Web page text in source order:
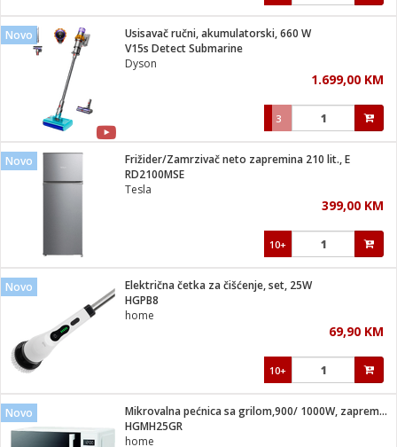
Vitrine
/ Zdravlje
za kosu
brijanje
tuš
Novo
Usisavač ručni, akumulatorski, 660 W
V15s Detect Submarine
Dyson
1.699,00 KM
3
Novo
Frižider/Zamrzivač neto zapremina 210 lit., E
RD2100MSE
Tesla
399,00 KM
10+
Novo
Električna četka za čišćenje, set, 25W
HGPB8
home
69,90 KM
10+
Novo
Mikrovalna pećnica sa grilom,900/ 1000W, zapremina 25 lit.
HGMH25GR
home